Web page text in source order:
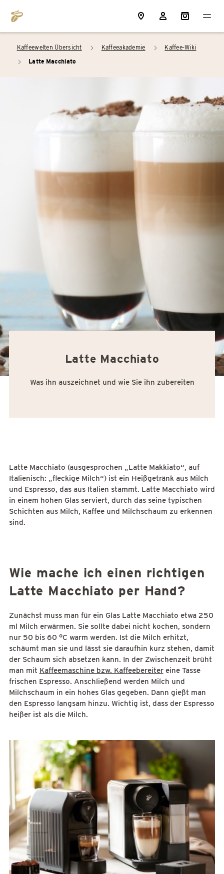
Kaffeewelten Übersicht arrow_right Kaffeeakademie arrow_right Kaffee-Wiki
arrow_right Latte Macchiato
Latte Macchiato
Was ihn auszeichnet und wie Sie ihn zubereiten
Latte Macchiato (ausgesprochen „Latte Makkiato“, auf
Italienisch: „fleckige Milch“) ist ein Heißgetränk aus Milch
und Espresso, das aus Italien stammt. Latte Macchiato wird
in einem hohen Glas serviert, durch das seine typischen
Schichten aus Milch, Kaffee und Milchschaum zu erkennen
sind.
Wie mache ich einen richtigen
Latte Macchiato per Hand?
Zunächst muss man für ein Glas Latte Macchiato etwa 250
ml Milch erwärmen. Sie sollte dabei nicht kochen, sondern
nur 50 bis 60 °C warm werden. Ist die Milch erhitzt,
schäumt man sie und lässt sie daraufhin kurz stehen, damit
der Schaum sich absetzen kann. In der Zwischenzeit brüht
man mit Kaffeemaschine bzw. Kaffeebereitereine Tasse
frischen Espresso. Anschließend werden Milch und
Milchschaum in ein hohes Glas gegeben. Dann gießt man
den Espresso langsam hinzu. Wichtig ist, dass der Espresso
heißer ist als die Milch.